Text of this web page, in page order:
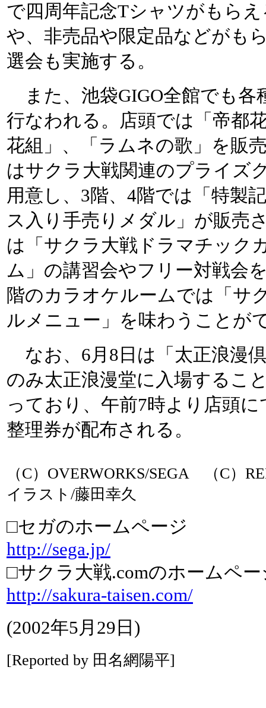
で四周年記念Tシャツがもら
や、非売品や限定品などがも
選会も実施する。
また、池袋GIGO全館でも各
行なわれる。店頭では「帝都
花組」、「ラムネの歌」を販
はサクラ大戦関連のプライズ
用意し、3階、4階では「特製
ス入り手売りメダル」が販売
は「サクラ大戦ドラマチック
ム」の講習会やフリー対戦会
階のカラオケルームでは「サ
ルメニュー」を味わうことが
なお、6月8日は「太正浪漫
のみ太正浪漫堂に入場するこ
っており、午前7時より店頭
整理券が配布される。
（C）OVERWORKS/SEGA （C）
イラスト/藤田幸久
□セガのホームページ
http://sega.jp/
□サクラ大戦.comのホームペー
http://sakura-taisen.com/
(2002年5月29日)
[Reported by 田名網陽平]